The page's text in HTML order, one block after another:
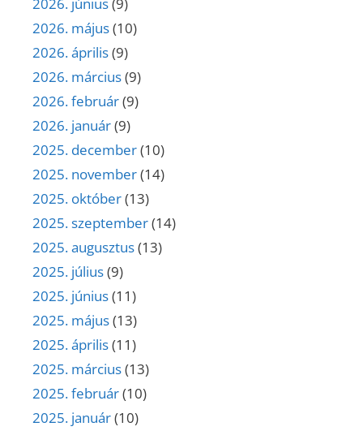
2026. május(10)
2026. április(9)
2026. március(9)
2026. február(9)
2026. január(9)
2025. december(10)
2025. november(14)
2025. október(13)
2025. szeptember(14)
2025. augusztus(13)
2025. július(9)
2025. június(11)
2025. május(13)
2025. április(11)
2025. március(13)
2025. február(10)
2025. január(10)